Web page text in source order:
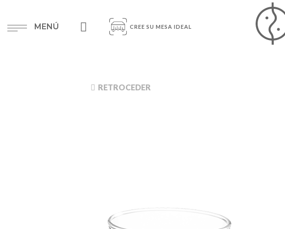
MENÚ CREE SU MESA IDEAL
RETROCEDER